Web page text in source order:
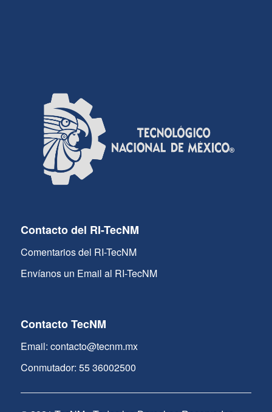
Contacto del RI-TecNM
Comentarios del RI-TecNM
Envíanos un Email al RI-TecNM
Contacto TecNM
Email: contacto@tecnm.mx
Conmutador: 55 36002500